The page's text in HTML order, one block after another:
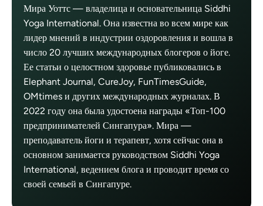
Мира Уоттс — владелица и основательница Siddhi
Yoga International. Она известна во всем мире как
лидер мнений в индустрии оздоровления и вошла в
число 20 лучших международных блогеров о йоге.
Ее статьи о целостном здоровье публиковались в
Elephant Journal, CureJoy, FunTimesGuide,
OMtimes и других международных журналах. В
2022 году она была удостоена награды «Топ-100
предпринимателей Сингапура». Мира —
преподаватель йоги и терапевт, хотя сейчас она в
основном занимается руководством Siddhi Yoga
International, ведением блога и проводит время со
своей семьей в Сингапуре.